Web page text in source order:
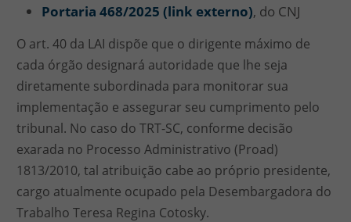
Portaria 468/2025 (link externo), do CNJ
O art. 40 da LAI dispõe que o dirigente máximo de
cada órgão designará autoridade que lhe seja
diretamente subordinada para monitorar sua
implementação e assegurar seu cumprimento pelo
tribunal. No caso do TRT-SC, conforme decisão
exarada no Processo Administrativo (Proad)
1813/2010, tal atribuição cabe ao próprio presidente,
cargo atualmente ocupado pela Desembargadora do
Trabalho Teresa Regina Cotosky.